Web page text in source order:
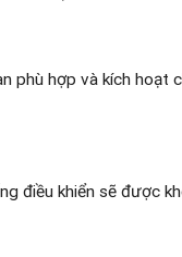
phù hợp và kích
điều khiển sẽ được